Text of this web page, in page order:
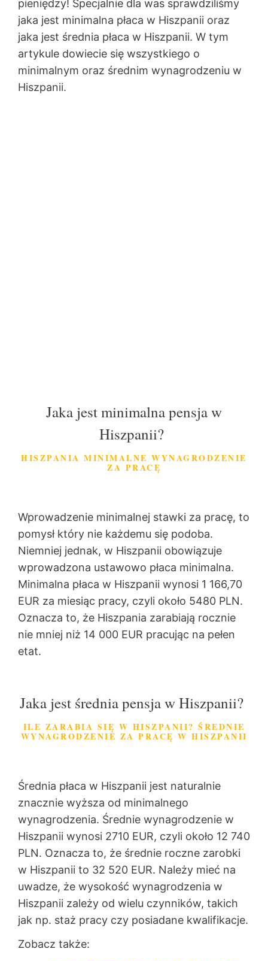
pieniędzy! Specjalnie dla was sprawdziliśmy
jaka jest minimalna płaca w Hiszpanii oraz
jaka jest średnia płaca w Hiszpanii. W tym
artykule dowiecie się wszystkiego o
minimalnym oraz średnim wynagrodzeniu w
Hiszpanii.
Jaka jest minimalna pensja w
Hiszpanii?
HISZPANIA MINIMALNE WYNAGRODZENIE
ZA PRACĘ
Wprowadzenie minimalnej stawki za pracę, to
pomysł który nie każdemu się podoba.
Niemniej jednak, w Hiszpanii obowiązuje
wprowadzona ustawowo płaca minimalna.
Minimalna płaca w Hiszpanii wynosi 1 166,70
EUR za miesiąc pracy, czyli około 5480 PLN.
Oznacza to, że Hiszpania zarabiają rocznie
nie mniej niż 14 000 EUR pracując na pełen
etat.
Jaka jest średnia pensja w Hiszpanii?
ILE ZARABIA SIĘ W HISZPANII? ŚREDNIE
WYNAGRODZENIE ZA PRACĘ W HISZPANII
Średnia płaca w Hiszpanii jest naturalnie
znacznie wyższa od minimalnego
wynagrodzenia. Średnie wynagrodzenie w
Hiszpanii wynosi 2710 EUR, czyli około 12 740
PLN. Oznacza to, że średnie roczne zarobki
w Hiszpanii to 32 520 EUR. Należy mieć na
uwadze, że wysokość wynagrodzenia w
Hiszpanii zależy od wielu czynników, takich
jak np. staż pracy czy posiadane kwalifikacje.
Zobacz także: